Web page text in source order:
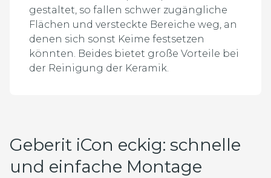
gestaltet, so fallen schwer zugängliche
Flächen und versteckte Bereiche weg, an
denen sich sonst Keime festsetzen
könnten. Beides bietet große Vorteile bei
der Reinigung der Keramik.
Geberit iCon eckig: schnelle
und einfache Montage